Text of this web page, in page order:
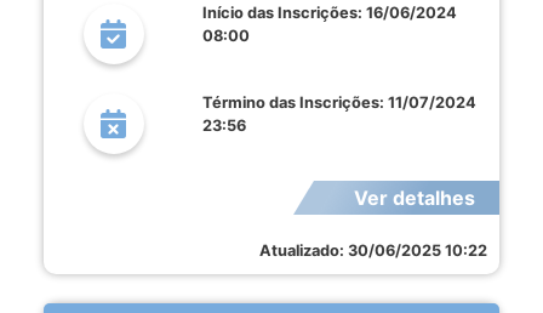
Início das Inscrições: 16/06/2024
08:00
Término das Inscrições: 11/07/2024
23:56
Ver detalhes
Atualizado: 30/06/2025 10:22